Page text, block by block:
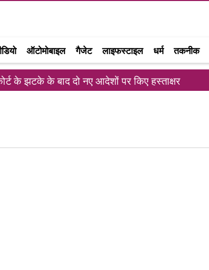
ऑटोमोबाइल गैजेट लाइफस्टाइल धर्म तकनीक
के झटके के बाद दो नए आदेशों पर किए हस्ताक्षर